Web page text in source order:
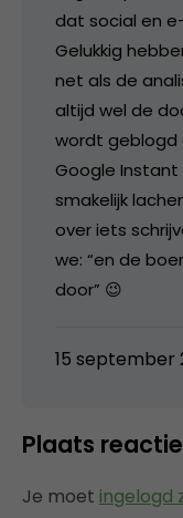
dat social en
Gelukkig
net als de
altijd wel de
wordt geblogd
Google
smakelijk
over iets
we: “en de
door” 😉
15 september
Plaats reactie
Je moet ingelogd